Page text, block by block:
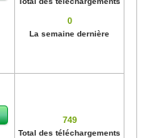
0
La semaine dernière
749
Total des téléchargements